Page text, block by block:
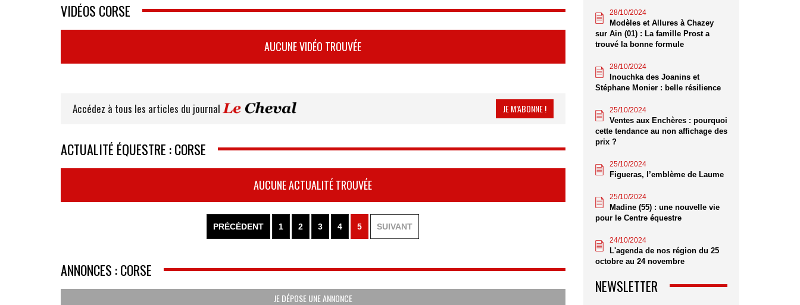
VIDÉOS CORSE
AUCUNE VIDÉO TROUVÉE
Accédez à tous les articles du journal JE M’ABONNE !
ACTUALITÉ ÉQUESTRE : CORSE
AUCUNE ACTUALITÉ TROUVÉE
PRÉCÉDENT 1 2 3 4 5 SUIVANT
ANNONCES : CORSE
JE DÉPOSE UNE ANNONCE
28/10/2024
Modèles et Allures à Chazey
sur Ain (01) : La famille Prost a
trouvé la bonne formule
28/10/2024
Inouchka des Joanins et
Stéphane Monier : belle résilience
25/10/2024
Ventes aux Enchères : pourquoi
cette tendance au non affichage des
prix ?
25/10/2024
Figueras, l’emblème de Laume
25/10/2024
Madine (55) : une nouvelle vie
pour le Centre équestre
24/10/2024
L'agenda de nos région du 25
octobre au 24 novembre
NEWSLETTER